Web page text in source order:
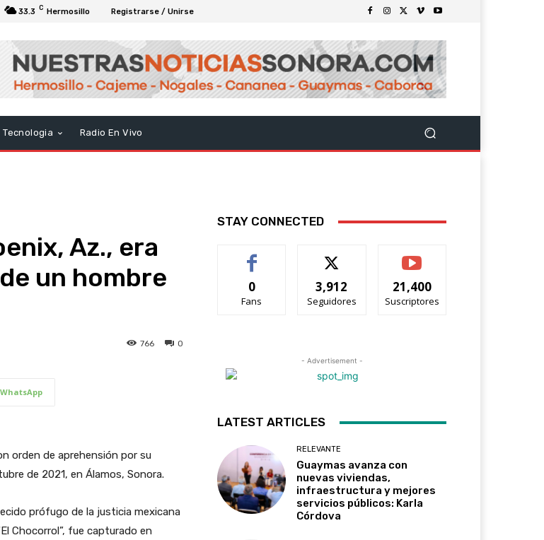
33.3 C Hermosillo Registrarse / Unirse
Tecnologia Radio En Vivo
Az., era
un hombre
0
766
WhatsApp
orden de aprehensión por su
de 2021, en Álamos, Sonora.
prófugo de la justicia mexicana
Chocorrol”, fue capturado en
STAY CONNECTED
0
Fans
3,912
Seguidores
21,400
Suscriptores
- Advertisement -
LATEST ARTICLES
RELEVANTE
Guaymas avanza con
nuevas viviendas,
infraestructura y mejores
servicios públicos: Karla
Córdova